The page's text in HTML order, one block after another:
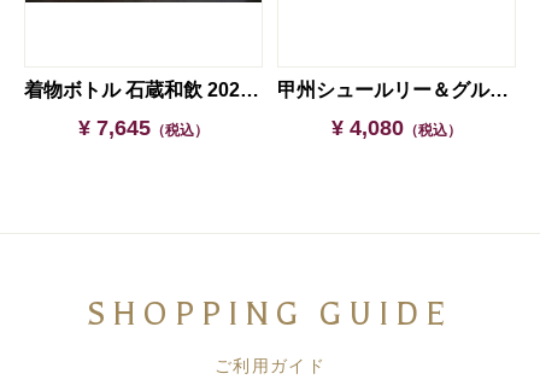
着物ボトル 石蔵和飲 2024【ギフト箱入り】
¥ 7,645 （税込）
甲州シュールリー＆グルメ缶セット【ギフト箱入】
¥ 4,080 （税込）
SHOPPING GUIDE
ご利用ガイド